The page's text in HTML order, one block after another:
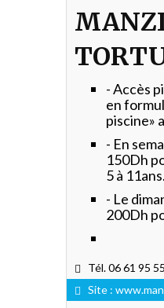
- Accès
en
piscine»
- En
150Dh
5 à 11ans.
- Le
200Dh
Tél. 06 61 95
Site :